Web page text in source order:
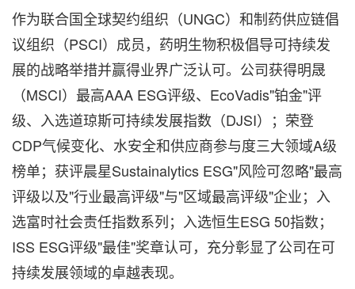
作为联合国全球契约组织（UNGC）和制药供应链倡
议组织（PSCI）成员，药明生物积极倡导可持续发
展的战略举措并赢得业界广泛认可。公司获得明晟
（MSCI）最高AAA ESG评级、EcoVadis"铂金"评
级、入选道琼斯可持续发展指数（DJSI）；荣登
CDP气候变化、水安全和供应商参与度三大领域A级
榜单；获评晨星Sustainalytics ESG"风险可忽略"最高
评级以及"行业最高评级"与"区域最高评级"企业；入
选富时社会责任指数系列；入选恒生ESG 50指数；
ISS ESG评级"最佳"奖章认可，充分彰显了公司在可
持续发展领域的卓越表现。